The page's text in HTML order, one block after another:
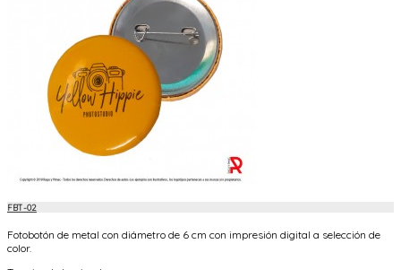
FBT-02
Fotobotón de metal con diámetro de 6 cm con impresión digital a selección de
color.